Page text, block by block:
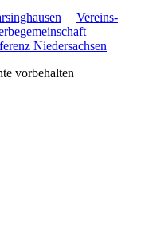
| Vereins-
Niedersachsen
vorbehalten